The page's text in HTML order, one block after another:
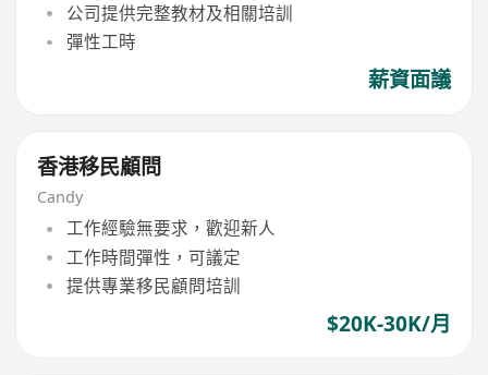
公司提供完整教材及相關培訓
彈性工時
薪資面議
香港移民顧問
Candy
工作經驗無要求，歡迎新人
工作時間彈性，可議定
提供專業移民顧問培訓
$20K-30K/月